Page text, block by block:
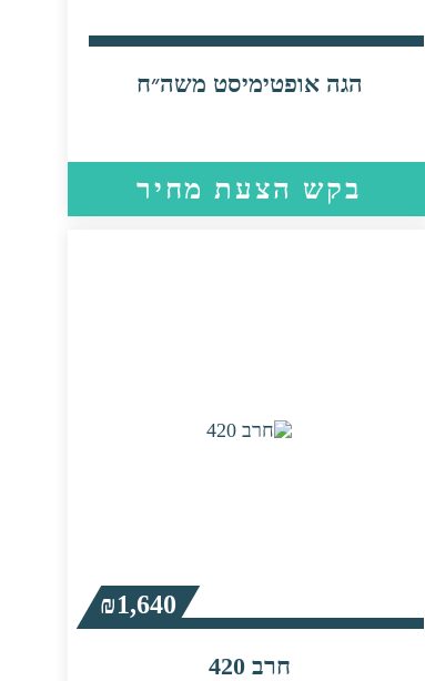
הגה אופטימיסט משה״ח
בקש הצעת מחיר
₪1,640
חרב 420